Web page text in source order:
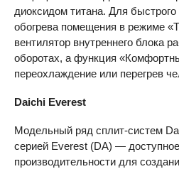
диоксидом титана. Для
обогрева помещения в режиме
вентилятор внутреннего блока
оборотах, а функция
переохлаждение или перегрев
Daichi Everest
Модельный ряд сплит-систем
серией Everest (DA) —
производительности для